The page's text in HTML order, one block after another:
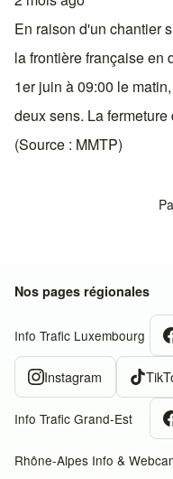
En raison d'un chantier
la frontière française en
1er juin à 09:00 le
deux sens. La
(Source : MMTP)
Nos pages régionales
Info Trafic Luxembourg
Instagram
Info Trafic Grand-Est
Rhône-Alpes Info &